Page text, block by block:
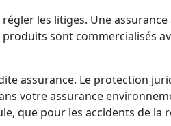
les litiges. Une
produits sont commercialisés
assurance. Le protection
votre assurance
que pour les accidents de la